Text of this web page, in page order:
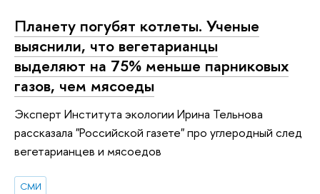
Планету погубят котлеты. Ученые
выяснили, что вегетарианцы
выделяют на 75% меньше парниковых
газов, чем мясоеды
Эксперт Института экологии Ирина Тельнова
рассказала "Российской газете" про углеродный след
вегетарианцев и мясоедов
СМИ